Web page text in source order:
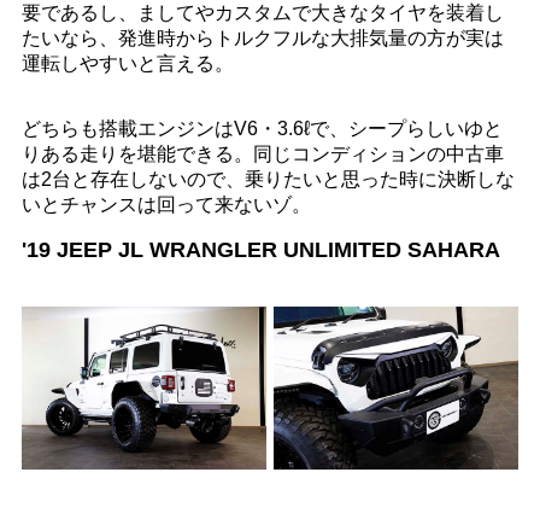
要であるし、ましてやカスタムで大きなタイヤを装着し
たいなら、発進時からトルクフルな大排気量の方が実は
運転しやすいと言える。
どちらも搭載エンジンはV6・3.6ℓで、シープらしいゆと
りある走りを堪能できる。同じコンディションの中古車
は2台と存在しないので、乗りたいと思った時に決断しな
いとチャンスは回って来ないゾ。
'19 JEEP JL WRANGLER UNLIMITED SAHARA